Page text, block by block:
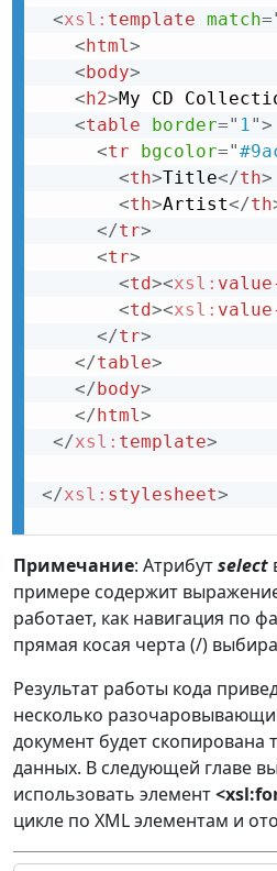
<xsl: template match=
< html>
< body>
< h2>My CD
<table border=" 1">
<tr bgcolor="
<th>Title</th>
<th>Artist</th
</tr>
<tr>
<td><xsl:
<td><xsl:
</tr>
</table>
</ body>
</ html>
</xsl: template>
</xsl: stylesheet>
Примечание: Атрибутselect
примере содержит
работает, как навигация по
прямая косая черта (/)
Результат работы кода
несколько
документ будет скопирована
данных. В следующей главе
использовать элемент
цикле по XML элементам и